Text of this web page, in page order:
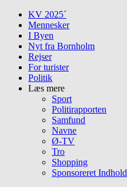
KV 2025´
Mennesker
I Byen
Nyt fra Bornholm
Rejser
For turister
Politik
Læs mere
Sport
Politirapporten
Samfund
Navne
Ø-TV
Tro
Shopping
Sponsoreret Indhold